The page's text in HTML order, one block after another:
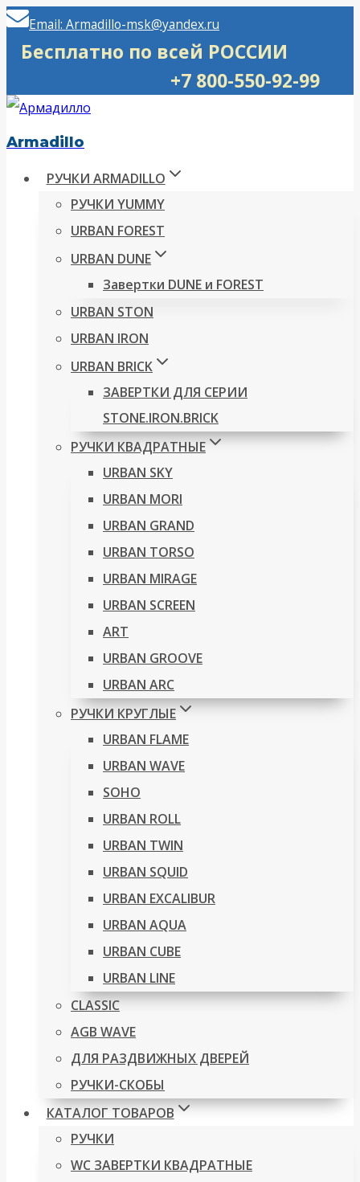
Перейти
Email: Armadillo-msk@yandex.ru
Бесплатно по всей РОССИИ
+7 800-550-92-99
Armadillo
РУЧКИ ARMADILLO
РУЧКИ YUMMY
URBAN FOREST
URBAN DUNE
Завертки DUNE и FOREST
URBAN STON
URBAN IRON
URBAN BRICK
ЗАВЕРТКИ ДЛЯ СЕРИИ
STONE.IRON.BRICK
РУЧКИ КВАДРАТНЫЕ
URBAN SKY
URBAN MORI
URBAN GRAND
URBAN TORSO
URBAN MIRAGE
URBAN SCREEN
ART
URBAN GROOVE
URBAN ARC
РУЧКИ КРУГЛЫЕ
URBAN FLAME
URBAN WAVE
SOHO
URBAN ROLL
URBAN TWIN
URBAN SQUID
URBAN EXCALIBUR
URBAN AQUA
URBAN CUBE
URBAN LINE
CLASSIC
AGB WAVE
ДЛЯ РАЗДВИЖНЫХ ДВЕРЕЙ
РУЧКИ-СКОБЫ
КАТАЛОГ ТОВАРОВ
РУЧКИ
WC ЗАВЕРТКИ КВАДРАТНЫЕ